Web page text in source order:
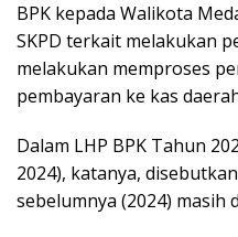
BPK kepada Walikota
SKPD terkait melakukan
melakukan memproses
pembayaran ke kas
Dalam LHP BPK Tahun
2024), katanya,
sebelumnya (2024) masih